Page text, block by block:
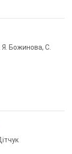
Я. Божинова, С.